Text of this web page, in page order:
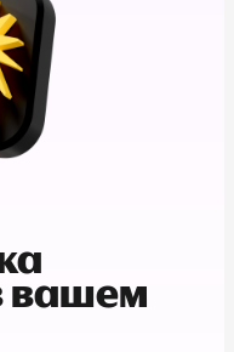
вашем